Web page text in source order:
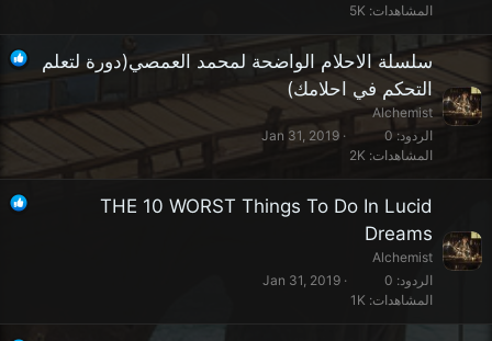
المشاهدات 5K
سلسلة الاحلام الواضحة لمحمد العمصي(دورة لتعلم
التحكم في احلامك)
Alchemist
الردود 0
المشاهدات 2K
Jan 31, 2019
THE 10 WORST Things To Do In Lucid
Dreams
Alchemist
الردود 0
المشاهدات 1K
Jan 31, 2019